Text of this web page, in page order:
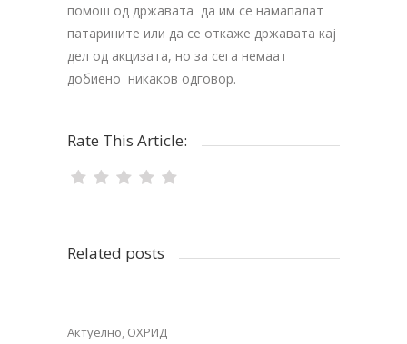
помош од државата да им се намапалат
патарините или да се откаже државата кај
дел од акцизата, но за сега немаат
добиено никаков одговор.
Rate This Article:
Related posts
Актуелно ОХРИД